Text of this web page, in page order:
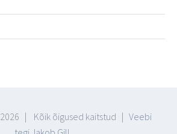
2026 | Kõik õigused kaitstud | Veebi